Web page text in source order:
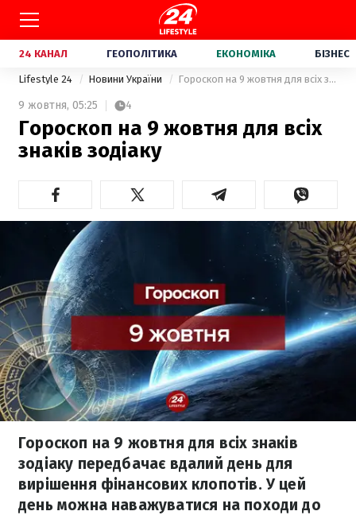
24 КАНАЛ ГЕОПОЛІТИКА ЕКОНОМІКА БІЗНЕС
Lifestyle 24 Новини України Гороскоп на 9 жовтня для всіх знаків зодіаку
9 жовтня, 05:25 4
Гороскоп на 9 жовтня для всіх
знаків зодіаку
Гороскоп на 9 жовтня для всіх знаків
зодіаку передбачає вдалий день для
вирішення фінансових клопотів. У цей
день можна наважуватися на походи до